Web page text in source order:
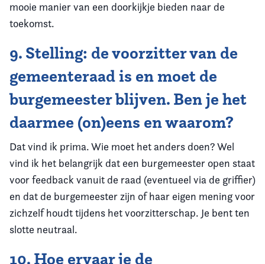
mooie manier van een doorkijkje bieden naar de
toekomst.
9. Stelling: de voorzitter van de
gemeenteraad is en moet de
burgemeester blijven. Ben je het
daarmee (on)eens en waarom?
Dat vind ik prima. Wie moet het anders doen? Wel
vind ik het belangrijk dat een burgemeester open staat
voor feedback vanuit de raad (eventueel via de griffier)
en dat de burgemeester zijn of haar eigen mening voor
zichzelf houdt tijdens het voorzitterschap. Je bent ten
slotte neutraal.
10. Hoe ervaar je de